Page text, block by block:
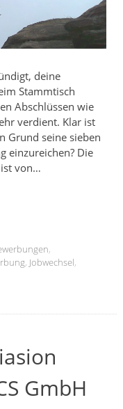
deine
Stammtisch
Abschlüssen wie
verdient. Klar ist
Grund seine sieben
einzureichen? Die
ist von…
,
, Jobwechsel,
GmbH